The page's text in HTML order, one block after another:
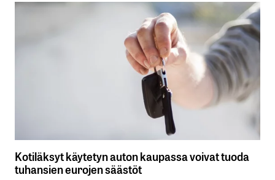
Kotiläksyt käytetyn auton kaupassa voivat tuoda
tuhansien eurojen säästöt